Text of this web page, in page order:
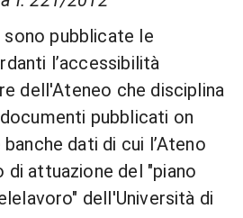
pubblicate le
l’accessibilità
dell'Ateneo che disciplina
pubblicati on
dati di cui l’Ateno
attuazione del "piano
dell'Università di